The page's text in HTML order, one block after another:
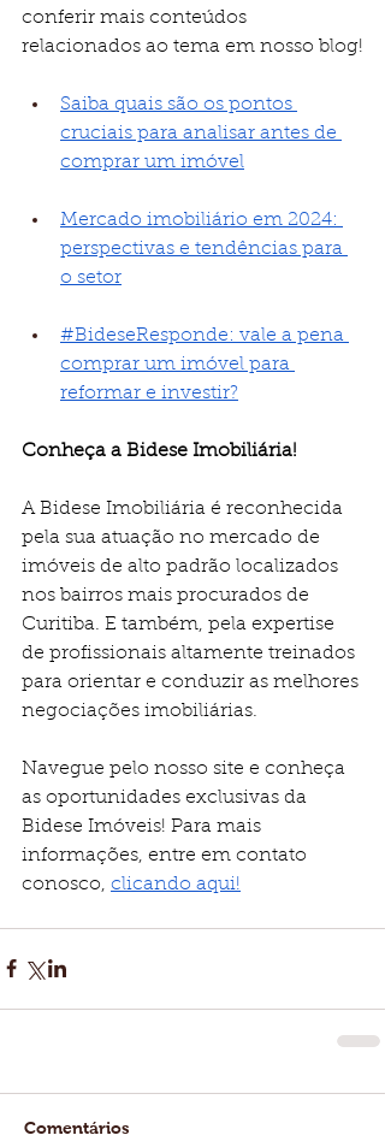
conferir mais conteúdos
relacionados ao tema em nosso blog!
Saiba quais são os pontos
cruciais para analisar antes de
comprar um imóvel
Mercado imobiliário em 2024:
perspectivas e tendências para
o setor
#BideseResponde: vale a pena
comprar um imóvel para
reformar e investir?
Conheça a Bidese Imobiliária!
​​A Bidese Imobiliária é reconhecida
pela sua atuação no mercado de
imóveis de alto padrão localizados
nos bairros mais procurados de
Curitiba. E também, pela expertise
de profissionais altamente treinados
para orientar e conduzir as melhores
negociações imobiliárias.
Navegue pelo nosso site e conheça
as oportunidades exclusivas da
Bidese Imóveis! Para mais
informações, entre em contato
conosco, clicando aqui!
Comentários